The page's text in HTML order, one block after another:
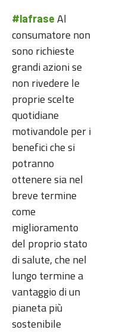
#lafrase Al
consumatore non
sono richieste
grandi azioni se
non rivedere le
proprie scelte
quotidiane
motivandole per i
benefici che si
potranno
ottenere sia nel
breve termine
come
miglioramento
del proprio stato
di salute, che nel
lungo termine a
vantaggio di un
pianeta più
sostenibile